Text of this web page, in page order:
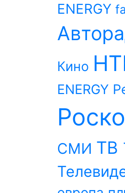
ENERGY
Кино
ENERGY
СМИ ТВ